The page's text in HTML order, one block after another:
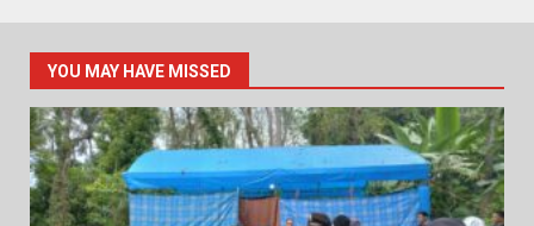
YOU MAY HAVE MISSED